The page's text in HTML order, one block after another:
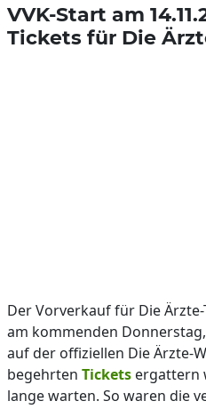
VVK-Start am
Tickets für Die
Der Vorverkauf für Die
am kommenden
auf der offiziellen Die Ärzte-
begehrten Tickets ergattern
lange warten. So waren die